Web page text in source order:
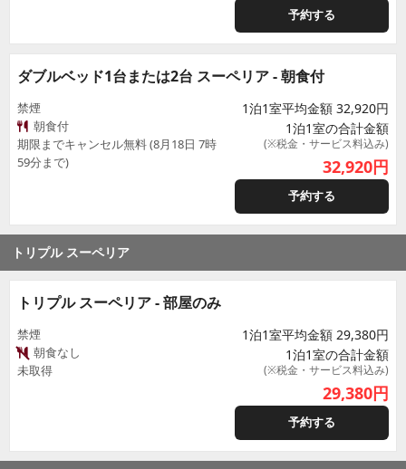
予約する
ダブルベッド1台または2台 スーペリア - 朝食付
禁煙
朝食付
期限までキャンセル無料 (8月18日 7時
59分まで)
1泊1室平均金額 32,920円
1泊1室の合計金額
(※税金・サービス料込み)
32,920円
予約する
トリプル スーペリア
トリプル スーペリア - 部屋のみ
禁煙
朝食なし
未取得
1泊1室平均金額 29,380円
1泊1室の合計金額
(※税金・サービス料込み)
29,380円
予約する